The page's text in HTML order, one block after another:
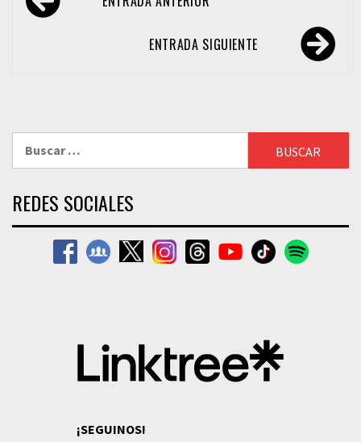
de
ENTRADA SIGUIENTE
REDES SOCIALES
¡SEGUINOS!